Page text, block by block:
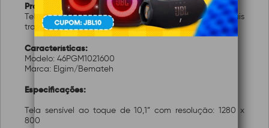
Processo de venda na ponta do teclado
Tela touch de alta resolução e Display que oferece mais
transparência ao consumidor e facilidade ao operador
Características:
Modelo: 46PGM1021600
Marca: Elgim/Bemateh
Especificações:
Tela sensível ao toque de 10,1” com resolução: 1280 x
800